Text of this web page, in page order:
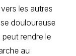
les autres
douloureuse
rendre le
au